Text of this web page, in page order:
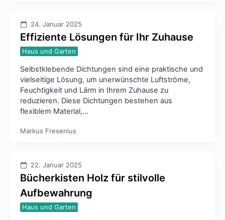
24. Januar 2025
Effiziente Lösungen für Ihr Zuhause
Haus und Garten
Selbstklebende Dichtungen sind eine praktische und
vielseitige Lösung, um unerwünschte Luftströme,
Feuchtigkeit und Lärm in Ihrem Zuhause zu
reduzieren. Diese Dichtungen bestehen aus
flexiblem Material,…
Markus Fresenius
22. Januar 2025
Bücherkisten Holz für stilvolle
Aufbewahrung
Haus und Garten